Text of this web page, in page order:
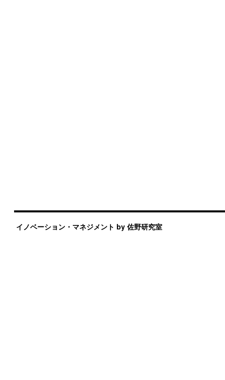
イノベーション・マネジメント by 佐野研究室